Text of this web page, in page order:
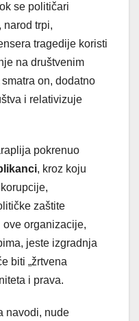
se političari
narod trpi,
tragedije koristi
na društvenim
on, dodatno
i relativizuje
pokrenuo
, kroz koju
zaštite
organizacije,
jeste izgradnja
biti „žrtvena
i prava.
navodi, nude